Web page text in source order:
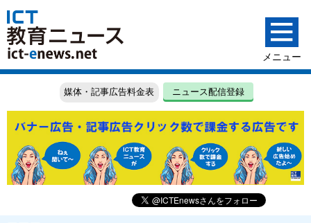
媒体・記事広告料金表 ニュース配信登録